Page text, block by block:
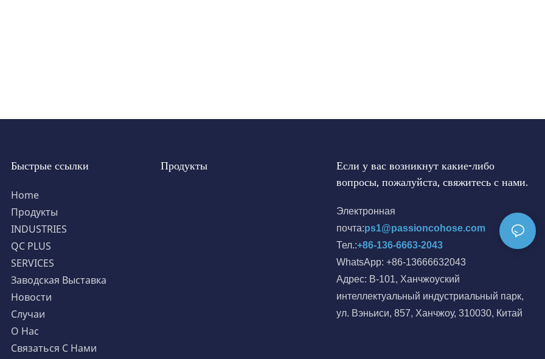
Быстрые ссылки
Home
Продукты
INDUSTRIES
QC PLUS
SERVICES
Заводская Выставка
Новости
Случаи
О Нас
Связаться С Нами
Продукты
Если у вас возникнут какие-либо
вопросы, пожалуйста, свяжитесь с нами.
Электронная
почта:ps1@passioncohose.com
Тел.:+86-136-6663-2043
WhatsApp: +86-13666632043
Адрес: B-101, Ханчжоуский
интеллектуальный индустриальный парк,
ул. Вэньиси, 857, Ханчжоу, 310030, Китай